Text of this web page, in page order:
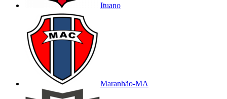
Ituano
Maranhão-MA